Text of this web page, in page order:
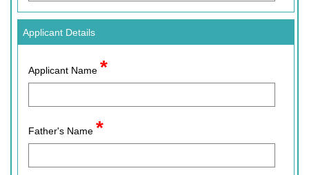
Applicant Details
Applicant Name *
Father's Name *